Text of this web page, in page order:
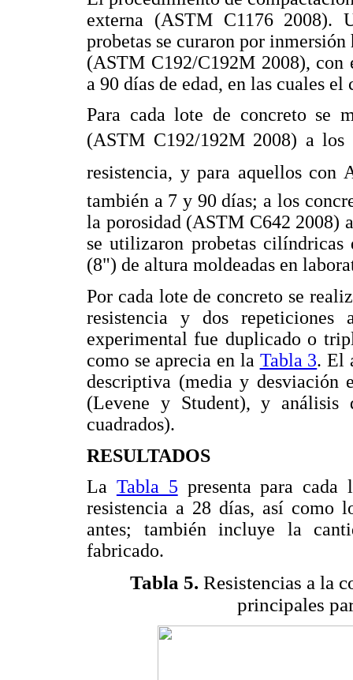
externa (ASTM C1176 2008).
probetas se curaron por
(ASTM C192/C192M 2008), con
a 90 días de edad, en las cuales
Para cada lote de concreto se
(ASTM C192/192M 2008) a los
resistencia, y para aquellos
también a 7 y 90 días; a los
la porosidad (ASTM C642 2008)
se utilizaron probetas
(8") de altura moldeadas en
Por cada lote de concreto se
resistencia y dos
experimental fue duplicado o
como se aprecia en la Tabla 3. El
descriptiva (media y desviación
(Levene y Student), y análisis
cuadrados).
RESULTADOS
La Tabla 5 presenta para
resistencia a 28 días, así como
antes; también incluye la
fabricado.
Tabla 5. Resistencias a la
principales